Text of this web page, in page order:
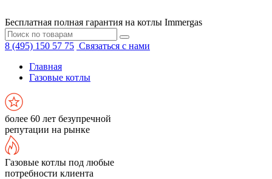
Бесплатная полная гарантия на котлы Immergas
8 (495) 150 57 75 Связаться с нами
Главная
Газовые котлы
более 60 лет безупречной
репутации на рынке
Газовые котлы под любые
потребности клиента